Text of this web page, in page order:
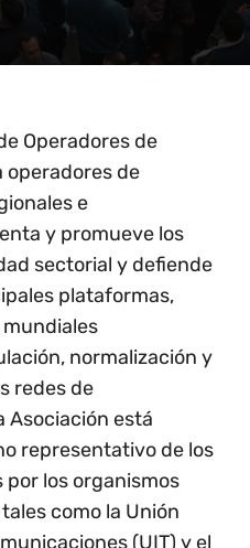
Operadores de
operadores de
e
y promueve los
sectorial y defiende
plataformas,
normalización y
redes de
Asociación está
representativo de los
los organismos
como la Unión
(UIT) y el